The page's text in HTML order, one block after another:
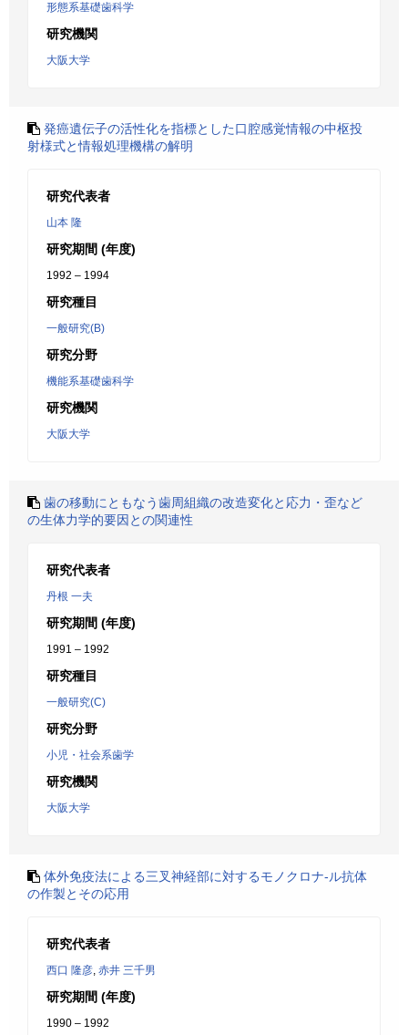
形態系基礎歯科学
研究機関
大阪大学
発癌遺伝子の活性化を指標とした口腔感覚情報の中枢投
射様式と情報処理機構の解明
研究代表者
山本 隆
研究期間 (年度)
1992 – 1994
研究種目
一般研究(B)
研究分野
機能系基礎歯科学
研究機関
大阪大学
歯の移動にともなう歯周組織の改造変化と応力・歪など
の生体力学的要因との関連性
研究代表者
丹根 一夫
研究期間 (年度)
1991 – 1992
研究種目
一般研究(C)
研究分野
小児・社会系歯学
研究機関
大阪大学
体外免疫法による三叉神経部に対するモノクロナ-ル抗体
の作製とその応用
研究代表者
西口 隆彦, 赤井 三千男
研究期間 (年度)
1990 – 1992